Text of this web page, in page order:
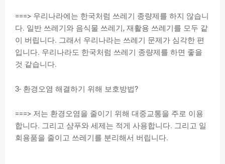
===> 우리나라에는 한국처럼 쓰레기 종량제를 하지 않습니
다. 일반 쓰레기와 음식물 쓰레기, 재활용 쓰레기를 모두 같
이 버립니다. 그래서 우리나라는 쓰레기 문제가 심각한 편
입니다. 우리나라도 한국처럼 쓰레기 종량제를 하면 좋을
것 같습니다.
3- 환경오염 해결하기 위해 보호방법?
===> 저는 환경오염을 줄이기 위해 대중교통을 주로 이용
합니다. 그리고 샴푸와 세제는 적게 사용합니다. 그리고 일
회용품을 줄이고 쓰레기를 분리해서 버립니다.